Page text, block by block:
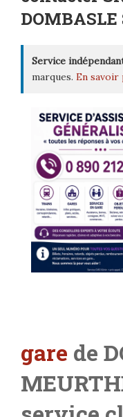
Service
marques. En savoir
gare de